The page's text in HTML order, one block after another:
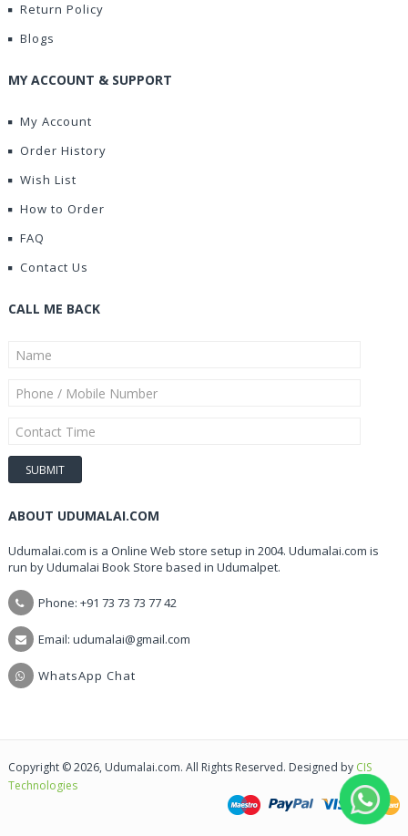
Return Policy
Blogs
MY ACCOUNT & SUPPORT
My Account
Order History
Wish List
How to Order
FAQ
Contact Us
CALL ME BACK
ABOUT UDUMALAI.COM
Udumalai.com is a Online Web store setup in 2004. Udumalai.com is
run by Udumalai Book Store based in Udumalpet.
Phone: +91 73 73 73 77 42
Email: udumalai@gmail.com
WhatsApp Chat
Copyright © 2026, Udumalai.com. All Rights Reserved. Designed by CIS
Technologies